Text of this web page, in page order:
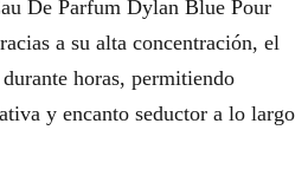
De Parfum Dylan Blue Pour
a su alta concentración, el
horas, permitiendo
y encanto seductor a lo largo